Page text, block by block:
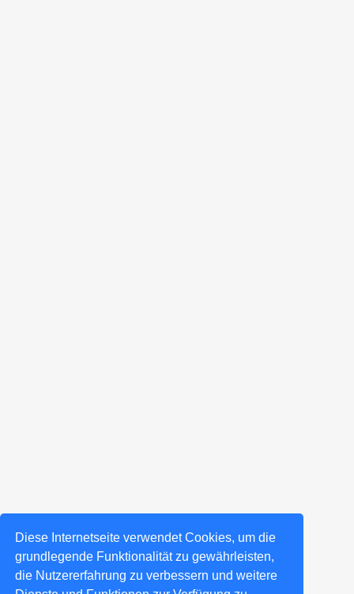
Diese Internetseite verwendet Cookies, um die
grundlegende Funktionalität zu gewährleisten,
die Nutzererfahrung zu verbessern und weitere